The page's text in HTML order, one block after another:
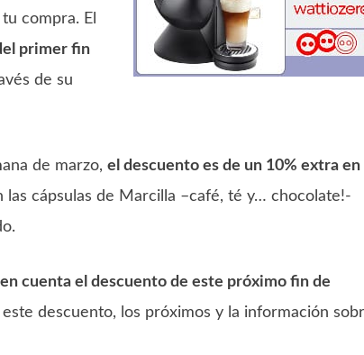
compra. El
primer fin
de su
de marzo, el descuento es de un 10% extra en
las cápsulas de Marcilla –café, té y… chocolate!-
cuenta el descuento de este próximo fin de
descuento, los próximos y la información